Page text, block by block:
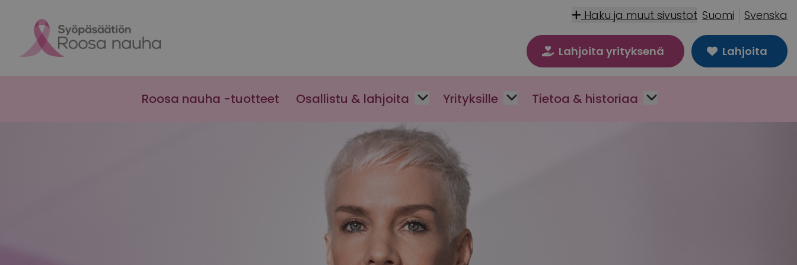
Haku ja muut sivustot Suomi Svenska
Lahjoita yrityksenä Lahjoita
Roosa nauha -tuotteet Osallistu & lahjoita Yrityksille Tietoa & historiaa